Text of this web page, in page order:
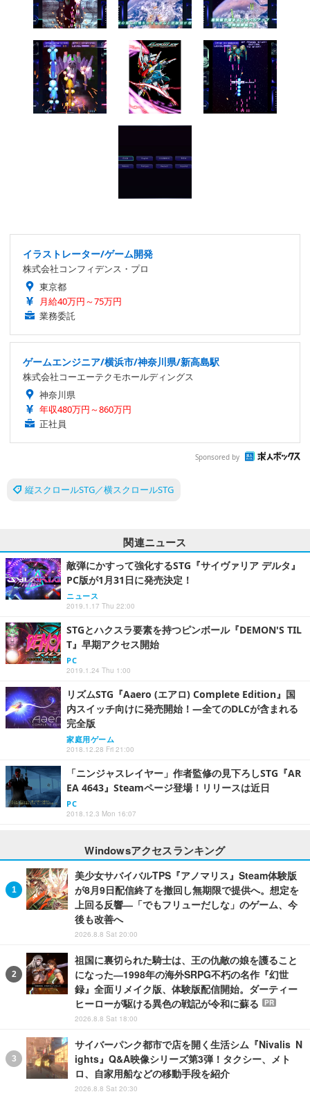
イラストレーター/ゲーム開発
株式会社コンフィデンス・プロ
東京都
月給40万円～75万円
業務委託
ゲームエンジニア/横浜市/神奈川県/新高島駅
株式会社コーエーテクモホールディングス
神奈川県
年収480万円～860万円
正社員
Sponsored by
縦スクロールSTG／横スクロールSTG
関連ニュース
敵弾にかすって強化するSTG『サイヴァリア デルタ』
PC版が1月31日に発売決定！
ニュース
2019.1.17 Thu 22:00
STGとハクスラ要素を持つピンボール『DEMON'S TIL
T』早期アクセス開始
PC
2019.1.24 Thu 1:00
リズムSTG『Aaero (エアロ) Complete Edition』国
内スイッチ向けに発売開始！―全てのDLCが含まれる
完全版
家庭用ゲーム
2018.12.28 Fri 21:00
「ニンジャスレイヤー」作者監修の見下ろしSTG『AR
EA 4643』Steamページ登場！リリースは近日
PC
2018.12.3 Mon 16:07
Windowsアクセスランキング
美少女サバイバルTPS『アノマリス』Steam体験版
が8月9日配信終了を撤回し無期限で提供へ。想定を
上回る反響―「でもフリューだしな」のゲーム、今
後も改善へ
2026.8.8 Sat 20:00
祖国に裏切られた騎士は、王の仇敵の娘を護ること
になった―1998年の海外SRPG不朽の名作『幻世
録』全面リメイク版、体験版配信開始。ダーティー
ヒーローが駆ける異色の戦記が令和に蘇る
PR
2026.8.8 Sat 18:00
サイバーパンク都市で店を開く生活シム『Nivalis N
ights』Q&A映像シリーズ第3弾！タクシー、メト
ロ、自家用船などの移動手段を紹介
2026.8.8 Sat 20:30